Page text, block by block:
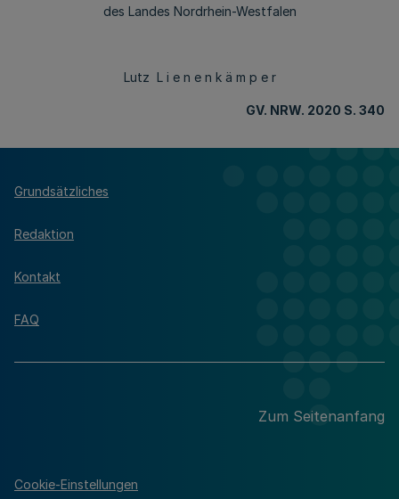
des Landes Nordrhein-Westfalen
Lutz L i e n e n k ä m p e r
GV. NRW. 2020 S. 340
Grundsätzliches
Redaktion
Kontakt
FAQ
Zum Seitenanfang
Cookie-Einstellungen